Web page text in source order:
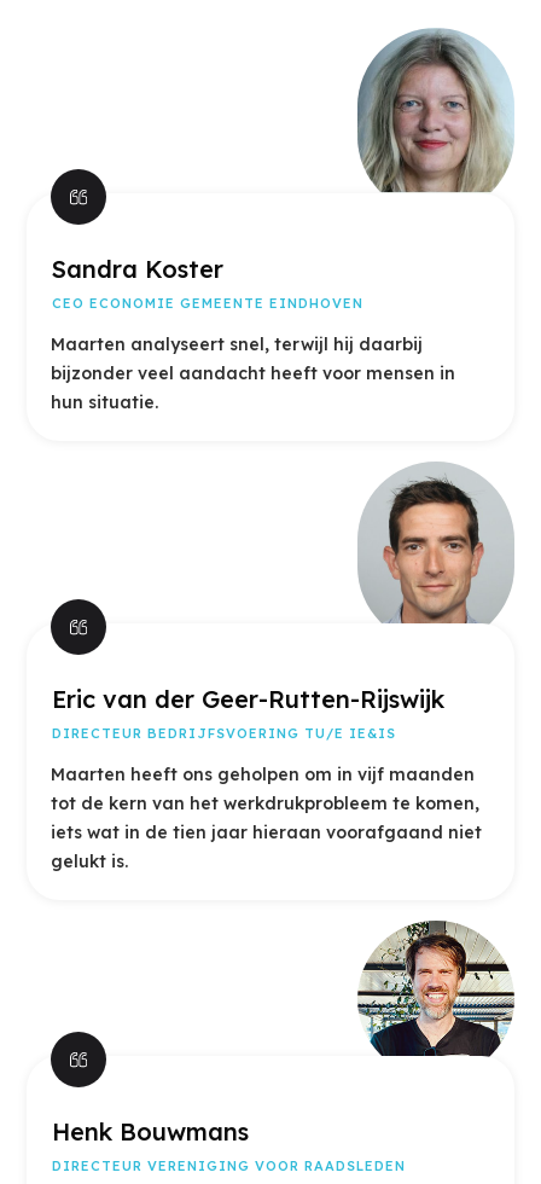
Sandra Koster
CEO ECONOMIE GEMEENTE EINDHOVEN
Maarten analyseert snel, terwijl hij daarbij
bijzonder veel aandacht heeft voor mensen in
hun situatie.
Eric van der Geer-Rutten-Rijswijk
DIRECTEUR BEDRIJFSVOERING TU/E IE&IS
Maarten heeft ons geholpen om in vijf maanden
tot de kern van het werkdrukprobleem te komen,
iets wat in de tien jaar hieraan voorafgaand niet
gelukt is.
Henk Bouwmans
DIRECTEUR VERENIGING VOOR RAADSLEDEN